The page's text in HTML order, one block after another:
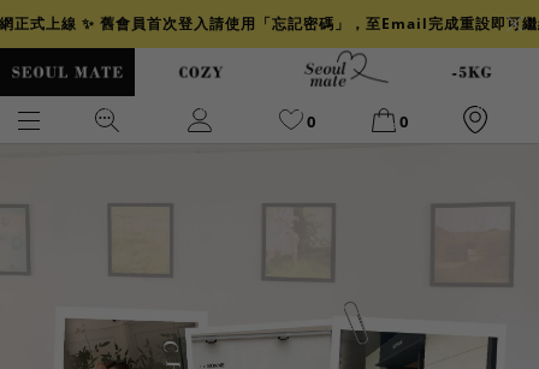
正式上線 ✨ 舊會員首次登入請使用「忘記密碼」，至Email完成重設即可
0 0
牛仔
襯衫 褲裙 冰感